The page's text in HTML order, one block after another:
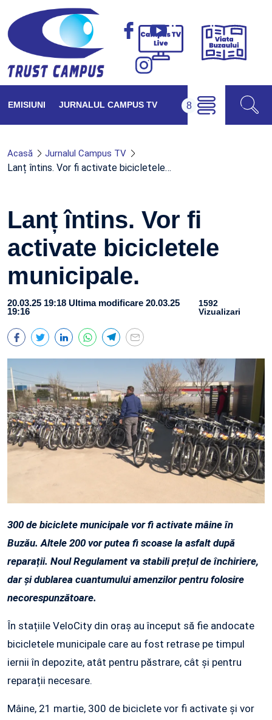
Campus
Viața
EMISIUNI JURNALUL CAMPUS TV
Acasă Jurnalul Campus TV
Lanț întins. Vor fi activate bicicletele…
Lanț întins. Vor fi
activate bicicletele
municipale.
20.03.25 19:18 Ultima modificare 20.03.25
19:16
1592
Vizualizari
300 de biciclete municipale vor fi activate mâine în
Buzău. Altele 200 vor putea fi scoase la asfalt după
reparații. Noul Regulament va stabili prețul de închiriere,
dar și dublarea cuantumului amenzilor pentru folosire
necorespunzătoare.
În stațiile VeloCity din oraș au început să fie andocate
bicicletele municipale care au fost retrase pe timpul
iernii în depozite, atât pentru păstrare, cât și pentru
reparații necesare.
Mâine, 21 martie, 300 de biciclete vor fi activate și vor